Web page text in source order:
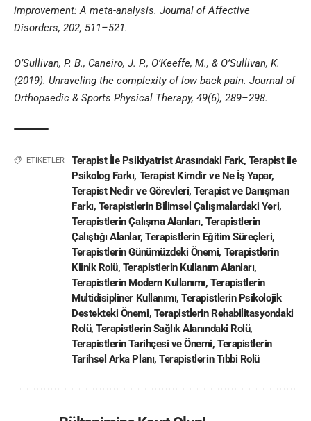
improvement: A meta-analysis. Journal of Affective
Disorders, 202, 511–521.
O’Sullivan, P. B., Caneiro, J. P., O’Keeffe, M., & O’Sullivan, K.
(2019). Unraveling the complexity of low back pain. Journal of
Orthopaedic & Sports Physical Therapy, 49(6), 289–298.
ETİKETLER Terapist İle Psikiyatrist Arasındaki Fark, Terapist ile
Psikolog Farkı, Terapist Kimdir ve Ne İş Yapar,
Terapist Nedir ve Görevleri,Terapist ve Danışman
Farkı, Terapistlerin Bilimsel Çalışmalardaki Yeri,
Terapistlerin Çalışma Alanları, Terapistlerin
Çalıştığı Alanlar,Terapistlerin Eğitim Süreçleri,
Terapistlerin Günümüzdeki Önemi, Terapistlerin
Klinik Rolü, Terapistlerin Kullanım Alanları,
Terapistlerin Modern Kullanımı, Terapistlerin
Multidisipliner Kullanımı,Terapistlerin Psikolojik
Destekteki Önemi, Terapistlerin Rehabilitasyondaki
Rolü,Terapistlerin Sağlık Alanındaki Rolü,
Terapistlerin Tarihçesi ve Önemi,Terapistlerin
Tarihsel Arka Planı,Terapistlerin Tıbbi Rolü